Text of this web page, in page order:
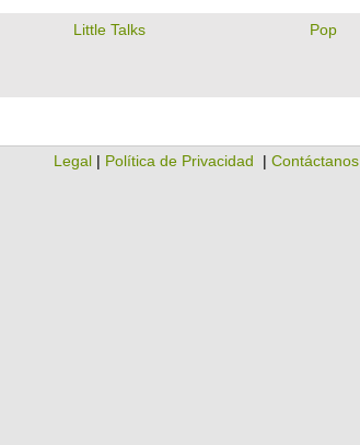
Little Talks Pop
Legal | Política de Privacidad | Contáctanos